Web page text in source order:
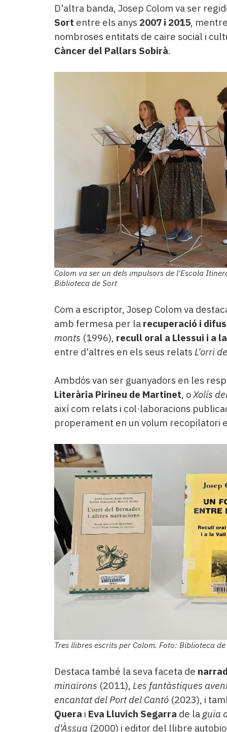
D'altra banda, Josep Colom va ser
Sort entre els anys 2007 i 2015,
nombroses entitats de caire social i
Càncer del Pallars Sobirà.
Colom va ser un dels impulsors de l'Escola
Biblioteca de Sort
Com a escriptor, Josep Colom va
amb fermesa per la recuperació i
monts (1996), recull oral a Llessui i a
entre d'altres en els seus relats L'orri
Ambdós van ser guanyadors en les
Literària Pirineu de Martinet, oXolís
així com relats i col·laboracions
properament en un volum recopilatori
Tres llibres escrits per Colom. Foto: Biblioteca
Destaca també la seva faceta de
minairons (2011), Les fantàstiques
encantat del Port del Cantó(2023), i
Quera i Eva Lluvich Segarra de la guia
d'Àssua (2000) i editor del llibre